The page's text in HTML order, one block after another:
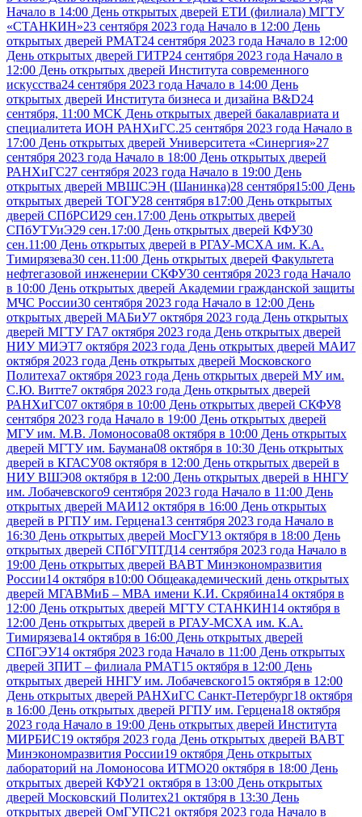
Начало в 14:00 День открытых дверей ЕТИ (филиала) МГТУ
«СТАНКИН»23 сентября 2023 года Начало в 12:00 День
открытых дверей РМАТ24 сентября 2023 года Начало в 12:00
День открытых дверей ГИТР24 сентября 2023 года Начало в
12:00 День открытых дверей Института современного
искусства24 сентября 2023 года Начало в 14:00 День
открытых дверей Института бизнеса и дизайна B&D24
сентября, 11:00 МСК День открытых дверей бакалавриата и
специалитета ИОН РАНХиГС.25 сентября 2023 года Начало в
17:00 День открытых дверей Университета «Синергия»27
сентября 2023 года Начало в 18:00 День открытых дверей
РАНХиГС27 сентября 2023 года Начало в 19:00 День
открытых дверей МВШСЭН (Шанинка)28 сентября15:00 День
открытых дверей ТОГУ28 сентября в17:00 День открытых
дверей СПбРСИ29 сен.17:00 День открытых дверей
СПбУТУиЭ29 сен.17:00 День открытых дверей КФУ30
сен.11:00 День открытых дверей в РГАУ-МСХА им. К.А.
Тимирязева30 сен.11:00 День открытых дверей Факультета
нефтегазовой инженерии СКФУ30 сентября 2023 года Начало
в 10:00 День открытых дверей Академии гражданской защиты
МЧС России30 сентября 2023 года Начало в 12:00 День
открытых дверей МАБиУ7 октября 2023 года День открытых
дверей МГТУ ГА7 октября 2023 года День открытых дверей
НИУ МИЭТ7 октября 2023 года День открытых дверей МАИ7
октября 2023 года День открытых дверей Московского
Политеха7 октября 2023 года День открытых дверей МУ им.
С.Ю. Витте7 октября 2023 года День открытых дверей
РАНХиГС07 октября в 10:00 День открытых дверей СКФУ8
сентября 2023 года Начало в 19:00 День открытых дверей
МГУ им. М.В. Ломоносова08 октября в 10:00 День открытых
дверей МГТУ им. Баумана08 октября в 10:30 День открытых
дверей в КГАСУ08 октября в 12:00 День открытых дверей в
НИУ ВШЭ08 октября в 12:00 День открытых дверей в ННГУ
им. Лобачевского9 сентября 2023 года Начало в 11:00 День
открытых дверей МАИ12 октября в 16:00 День открытых
дверей в РГПУ им. Герцена13 сентября 2023 года Начало в
16:30 День открытых дверей МосГУ13 октября в 18:00 День
открытых дверей СПбГУПТД14 сентября 2023 года Начало в
19:00 День открытых дверей ВАВТ Минэкономразвития
России14 октября в10:00 Общеакадемический день открытых
дверей МГАВМиБ – МВА имени К.И. Скрябина14 октября в
12:00 День открытых дверей МГТУ СТАНКИН14 октября в
12:00 День открытых дверей в РГАУ-МСХА им. К.А.
Тимирязева14 октября в 16:00 День открытых дверей
СПбГЭУ14 октября 2023 года Начало в 11:00 День открытых
дверей ЗПИТ – филиала РМАТ15 октября в 12:00 День
открытых дверей ННГУ им. Лобачевского15 октября в 12:00
День открытых дверей РАНХиГС Санкт-Петербург18 октября
в 16:00 День открытых дверей РГПУ им. Герцена18 октября
2023 года Начало в 19:00 День открытых дверей Института
МИРБИС19 октября 2023 года День открытых дверей ВАВТ
Минэкономразвития России19 октября День открытых
лабораторий на Ломоносова ИТМО20 октября в 18:00 День
открытых дверей КФУ21 октября в 13:00 День открытых
дверей Московский Политех21 октября в 13:30 День
открытых дверей ОмГУПС21 октября 2023 года Начало в